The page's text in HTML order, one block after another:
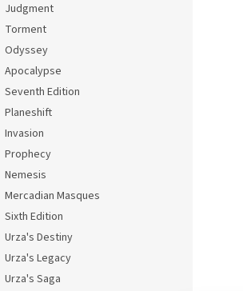
Judgment
Torment
Odyssey
Apocalypse
Seventh Edition
Planeshift
Invasion
Prophecy
Nemesis
Mercadian Masques
Sixth Edition
Urza's Destiny
Urza's Legacy
Urza's Saga